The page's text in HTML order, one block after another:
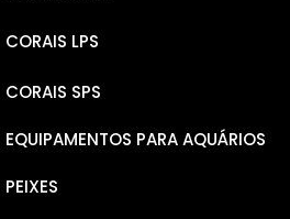
LEATHERS
RICORDEA YUMA
RICORDEA BOUNCE
MUSHROOM
CORAIS LPS
ELEGANCE
PLATE
GONIOPORAS
CORAIS SPS
MICROLADOS
NANA
EQUIPAMENTOS PARA AQUÁRIOS
PEIXES